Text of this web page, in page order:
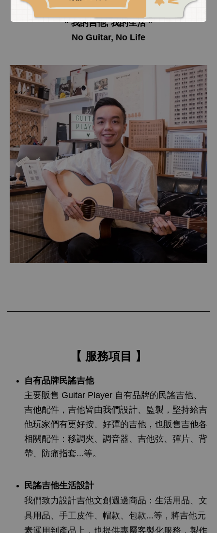
“我的吉他, 我的生活”
No Guitar, No Life
【 服務項目 】
自有品牌民謠吉他
主要販售 Guitar Player 自有品牌的民謠吉他、
吉他配件，吉他皆由我們設計、監製，堅持給吉
他玩家們有更好按、好彈的吉他，也販售吉他各
相關配件：移調夾、調音器、吉他弦、彈片、背
帶、防痛指套...等。
民謠吉他生活設計
我們致力設計吉他文創週邊商品：生活用品、文
具用品、手工皮件、帽款、包款...等，將吉他元
素運用到產品上，也提供專屬客製化服務，製作